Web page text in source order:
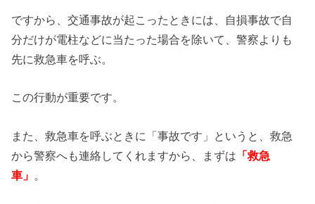
ですから、交通事故が起こったときには、自損事故で自
分だけが電柱などに当たった場合を除いて、警察よりも
先に救急車を呼ぶ。
この行動が重要です。
また、救急車を呼ぶときに「事故です」というと、救急
から警察へも連絡してくれますから、まずは 「救急
車」 。